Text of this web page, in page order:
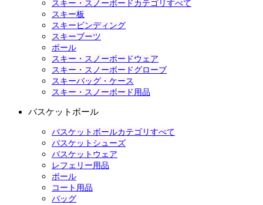
スキー・スノーボードカテゴリすべて
スキー板
スキービンディング
スキーブーツ
ポール
スキー・スノーボードウェア
スキー・スノーボードグローブ
スキーバッグ・ケース
スキー・スノーボード用品
バスケットボール
バスケットボールカテゴリすべて
バスケットシューズ
バスケットウェア
レフェリー用品
ボール
コート用品
バッグ